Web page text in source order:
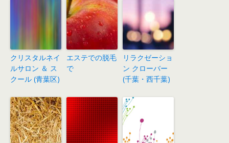
クリスタルネイ
ルサロン ＆ ス
クール (青葉区)
エステでの脱毛
で
リラクゼーショ
ン クローバー
(千葉・西千葉)